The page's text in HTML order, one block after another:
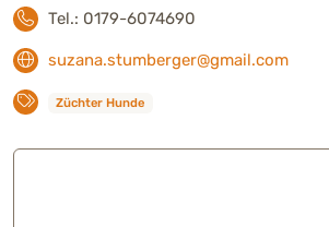
Tel.: 0179-6074690
suzana.stumberger@gmail.com
Züchter Hunde